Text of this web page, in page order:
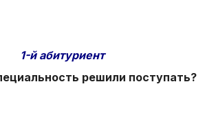
1-й абитуриент
решили поступать?